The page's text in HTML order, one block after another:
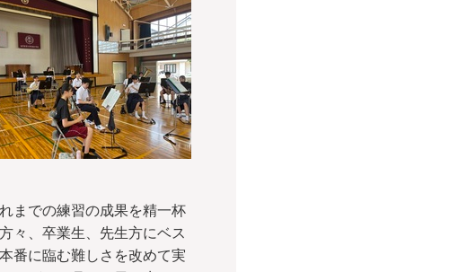
までの練習の成果を精一杯
々、卒業生、先生方にベス
番に臨む難しさを改めて実